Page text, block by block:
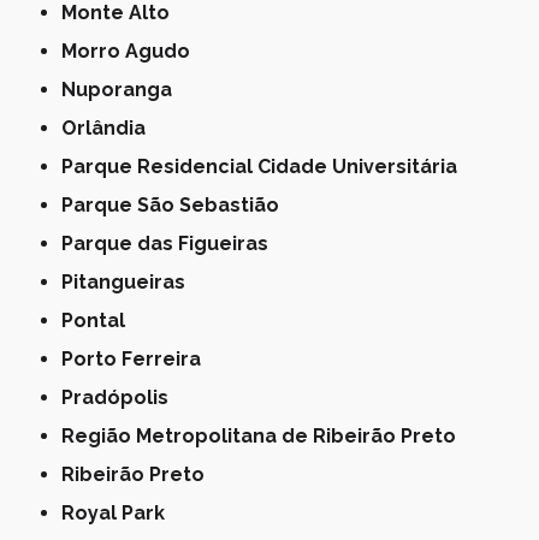
Monte Alto
Morro Agudo
Nuporanga
Orlândia
Parque Residencial Cidade Universitária
Parque São Sebastião
Parque das Figueiras
Pitangueiras
Pontal
Porto Ferreira
Pradópolis
Região Metropolitana de Ribeirão Preto
Ribeirão Preto
Royal Park